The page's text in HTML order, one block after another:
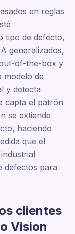
en reglas
tipo de defecto,
generalizados,
of-the-box y
modelo de
y detecta
capta el patrón
se extiende
haciendo
que el
defectos para
clientes
Vision